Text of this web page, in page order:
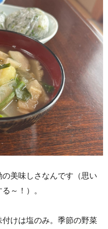
美味しさなんです（思い
～！）。
けは塩のみ。季節の野菜